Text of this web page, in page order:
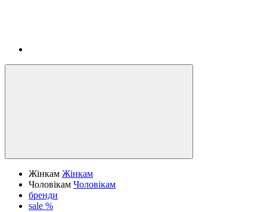
Жінкам Жінкам
Чоловікам Чоловікам
бренди
sale %